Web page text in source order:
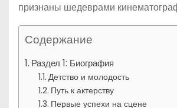
признаны шедеврами
Содержание
Раздел 1: Биография
Детство и молодость
Путь к актерству
Первые успехи на сцене